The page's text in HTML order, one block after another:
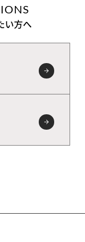
い方へ